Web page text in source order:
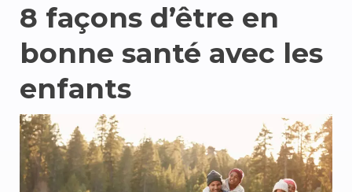
8 façons d’être en
bonne santé avec les
enfants